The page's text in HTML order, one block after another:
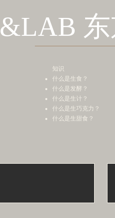
&LAB 东
知识
什么是生食？
什么是发酵？
什么是生计？
什么是生巧克力？
什么是生甜食？